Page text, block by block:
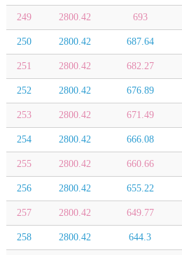
249 2800.42 693
250 2800.42 687.64
251 2800.42 682.27
252 2800.42 676.89
253 2800.42 671.49
254 2800.42 666.08
255 2800.42 660.66
256 2800.42 655.22
257 2800.42 649.77
258 2800.42 644.3